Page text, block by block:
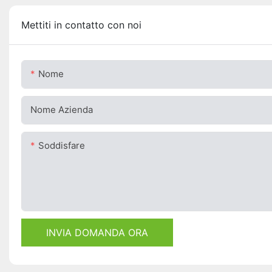
Mettiti in contatto con noi
Nome
Nome Azienda
Soddisfare
INVIA DOMANDA ORA